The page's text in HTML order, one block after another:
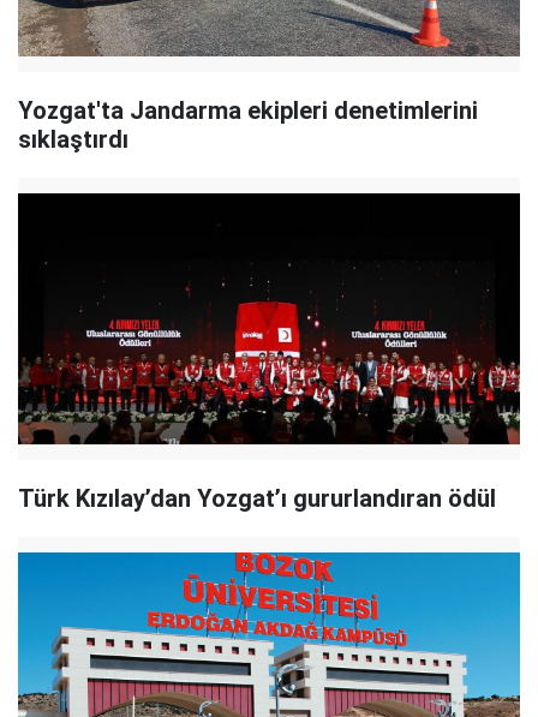
Yozgat'ta Jandarma ekipleri denetimlerini
sıklaştırdı
Türk Kızılay’dan Yozgat’ı gururlandıran ödül